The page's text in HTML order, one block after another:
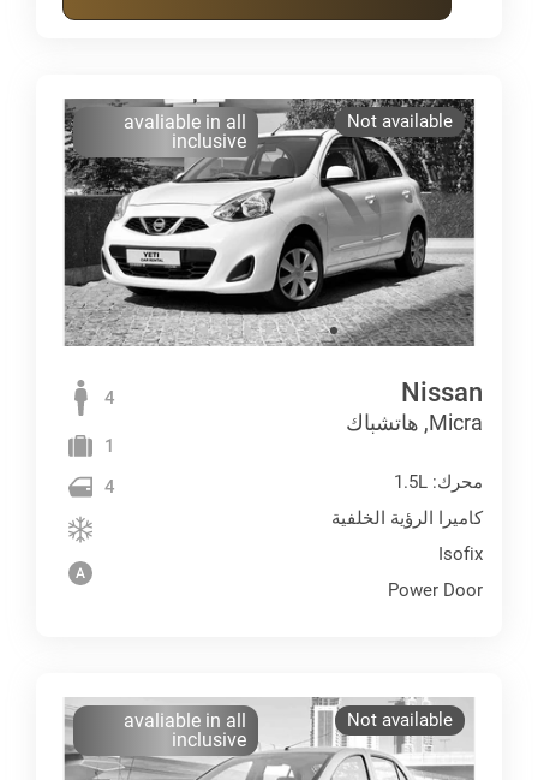
Not available
avaliable in all
inclusive
Nissan
Micra, هاتشباك
محرك: 1.5L
كاميرا الرؤية الخلفية
Isofix
Power Door
4
1
4
Not available
avaliable in all
inclusive